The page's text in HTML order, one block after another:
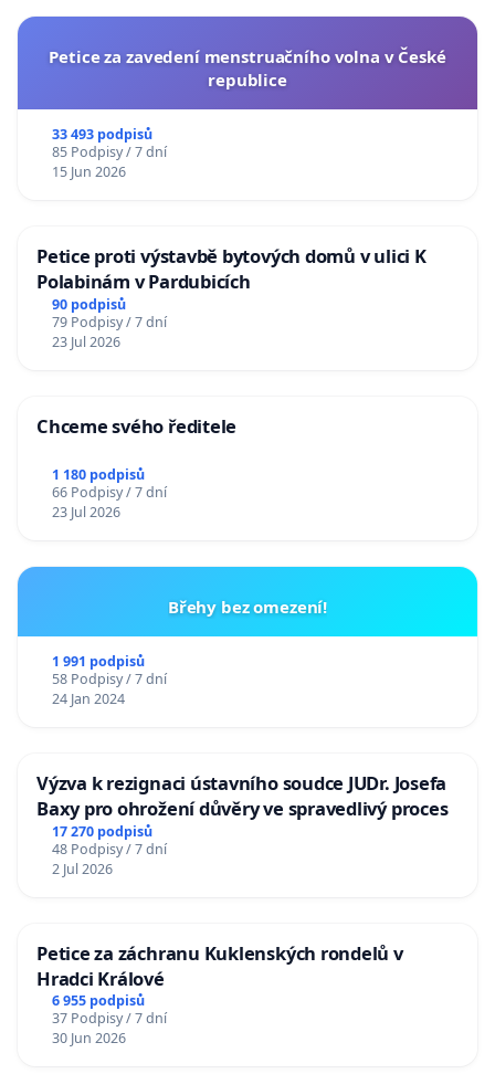
Petice za zavedení menstruačního volna v České
republice
33 493 podpisů
85 Podpisy / 7 dní
15 Jun 2026
Petice proti výstavbě bytových domů v ulici K
Polabinám v Pardubicích
90 podpisů
79 Podpisy / 7 dní
23 Jul 2026
Chceme svého ředitele
1 180 podpisů
66 Podpisy / 7 dní
23 Jul 2026
Břehy bez omezení!
1 991 podpisů
58 Podpisy / 7 dní
24 Jan 2024
Výzva k rezignaci ústavního soudce JUDr. Josefa
Baxy pro ohrožení důvěry ve spravedlivý proces
17 270 podpisů
48 Podpisy / 7 dní
2 Jul 2026
Petice za záchranu Kuklenských rondelů v
Hradci Králové
6 955 podpisů
37 Podpisy / 7 dní
30 Jun 2026